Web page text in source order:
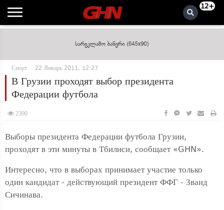
12+
Спорт 22 Январь 2011, 12:27
В Грузии проходят выбор президента
Федерации футбола
2300
Выборы президента Федерации футбола Грузии,
проходят в эти минуты в Тбилиси, сообщает «GHN».
Интересно, что в выборах принимает участие только
один кандидат - действующий президент ФФГ - Зваид
Сичинава.